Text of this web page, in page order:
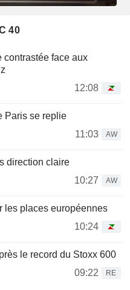
40
contrastée face aux
12:08
Paris se replie
11:03
AW
direction claire
10:27
AW
les places européennes
10:24
le record du Stoxx 600
09:22
RE